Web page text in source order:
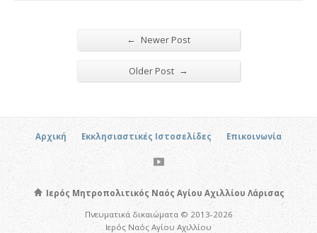
← Newer Post
Older Post →
Αρχική Εκκλησιαστικές Ιστοσελίδες Επικοινωνία
Ιερός Μητροπολιτικός Ναός Αγίου Αχιλλίου Λάρισας
Πνευματικά δικαιώματα © 2013-2026
Ιερός Ναός Αγίου Αχιλλίου